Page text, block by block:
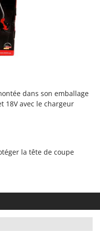
dans son emballage
18V avec le chargeur
la tête de coupe